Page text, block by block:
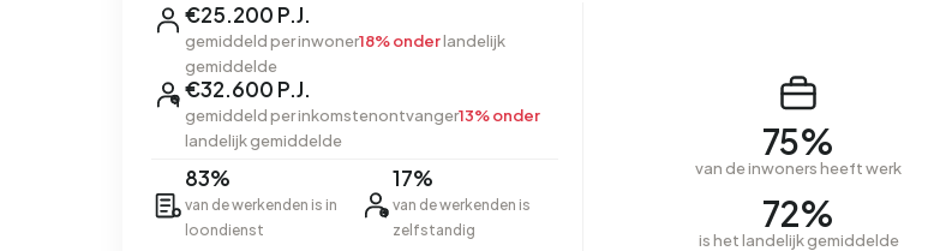
€25.200 P.J.
gemiddeld per inwoner18% onderlandelijk
gemiddelde
€32.600 P.J.
gemiddeld per inkomstenontvanger13% onder
landelijk gemiddelde
83%
van de werkenden is in
loondienst
17%
van de werkenden is
zelfstandig
75%
van de inwoners heeft werk
72%
is het landelijk gemiddelde